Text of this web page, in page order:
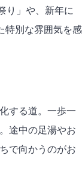
り」や、新年に
特別な雰囲気を感
する道。一歩一
途中の足湯やお
で向かうのがお